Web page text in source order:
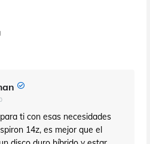
ti con esas necesidades
14z, es mejor que el